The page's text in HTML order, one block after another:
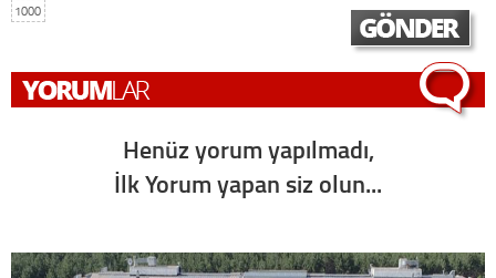
1000
Henüz yorum yapılmadı,
İlk Yorum yapan siz olun...